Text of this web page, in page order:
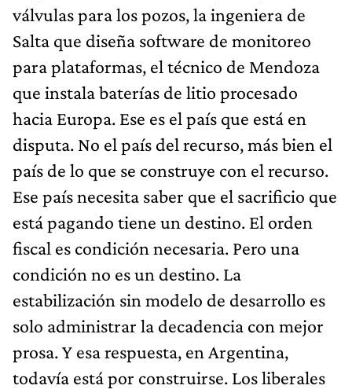
válvulas para los pozos, la ingeniera de
Salta que diseña software de monitoreo
para plataformas, el técnico de Mendoza
que instala baterías de litio procesado
hacia Europa. Ese es el país que está en
disputa. No el país del recurso, más bien el
país de lo que se construye con el recurso.
Ese país necesita saber que el sacrificio que
está pagando tiene un destino. El orden
fiscal es condición necesaria. Pero una
condición no es un destino. La
estabilización sin modelo de desarrollo es
solo administrar la decadencia con mejor
prosa. Y esa respuesta, en Argentina,
todavía está por construirse. Los liberales